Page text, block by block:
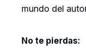
mundo del
No te pierdas: